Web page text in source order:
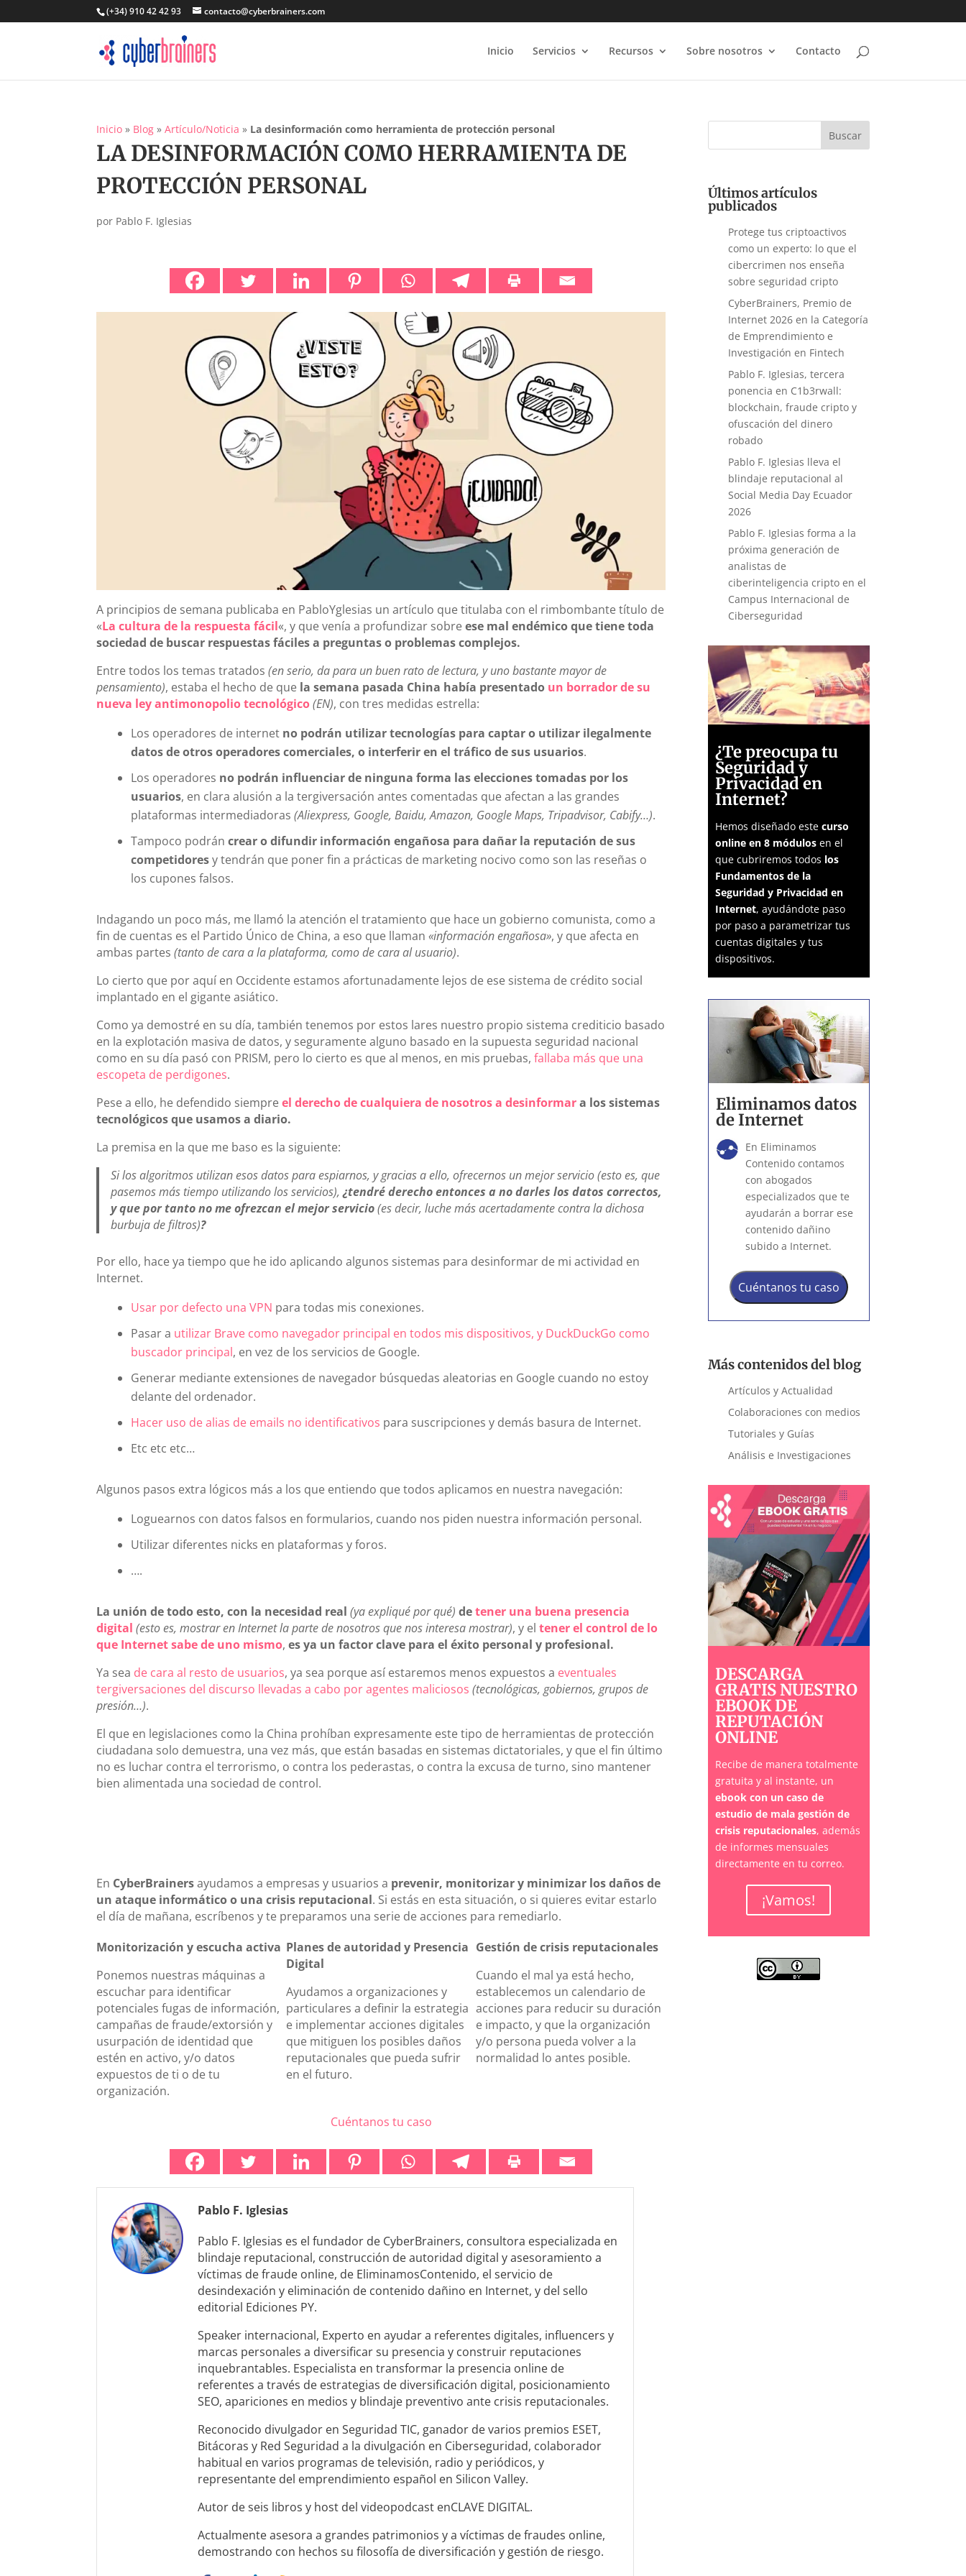
(+34) 910 42 42 93 contacto@cyberbrainers.com
Inicio Servicios Recursos Sobre nosotros Contacto
Inicio » Blog »Artículo/Noticia » La desinformación como herramienta de protección personal
LA DESINFORMACIÓN COMO HERRAMIENTA DE
PROTECCIÓN PERSONAL
por Pablo F. Iglesias
A principios de semana publicaba en PabloYglesias un artículo que titulaba con el rimbombante título de
«La cultura de la respuesta fácil«, y que venía a profundizar sobreese mal endémico que tiene toda
sociedad de buscar respuestas fáciles a preguntas o problemas complejos.
Entre todos los temas tratados(en serio, da para un buen rato de lectura, y uno bastante mayor de
pensamiento), estaba el hecho de que la semana pasada China había presentado un borrador de su
nueva ley antimonopolio tecnológico(EN), con tres medidas estrella:
Los operadores de internet no podrán utilizar tecnologías para captar o utilizar ilegalmente
datos de otros operadores comerciales, o interferir en el tráfico de sus usuarios.
Los operadores no podrán influenciar de ninguna forma las elecciones tomadas por los
usuarios, en clara alusión a la tergiversación antes comentadas que afectan a las grandes
plataformas intermediadoras (Aliexpress, Google, Baidu, Amazon, Google Maps, Tripadvisor, Cabify…).
Tampoco podráncrear o difundir información engañosa para dañar la reputación de sus
competidoresy tendrán que poner fin a prácticas de marketing nocivo como son las reseñas o
los cupones falsos.
Indagando un poco más, me llamó la atención el tratamiento que hace un gobierno comunista, como a
fin de cuentas es el Partido Único de China, a eso que llaman«información engañosa», y que afecta en
ambas partes(tanto de cara a la plataforma, como de cara al usuario).
Lo cierto que por aquí en Occidente estamos afortunadamente lejos de ese sistema de crédito social
implantado en el gigante asiático.
Como ya demostré en su día, también tenemos por estos lares nuestro propio sistema crediticio basado
en la explotación masiva de datos, y seguramente alguno basado en la supuesta seguridad nacional
como en su día pasó con PRISM, pero lo cierto es que al menos, en mis pruebas,fallaba más que una
escopeta de perdigones.
Pese a ello, he defendido siempre el derecho de cualquiera de nosotros a desinformara los sistemas
tecnológicos que usamos a diario.
La premisa en la que me baso es la siguiente:
Si los algoritmos utilizan esos datos para espiarnos, y gracias a ello, ofrecernos un mejor servicio (esto es, que
pasemos más tiempo utilizando los servicios),¿tendré derecho entonces a no darles los datos correctos,
y que por tanto no me ofrezcan el mejor servicio(es decir, luche más acertadamente contra la dichosa
burbuja de filtros)?
Por ello, hace ya tiempo que he ido aplicando algunos sistemas para desinformar de mi actividad en
Internet.
Usar por defecto una VPN para todas mis conexiones.
Pasar a utilizar Brave como navegador principal en todos mis dispositivos, y DuckDuckGo como
buscador principal, en vez de los servicios de Google.
Generar mediante extensiones de navegador búsquedas aleatorias en Google cuando no estoy
delante del ordenador.
Hacer uso de alias de emails no identificativos para suscripciones y demás basura de Internet.
Etc etc etc…
Algunos pasos extra lógicos más a los que entiendo que todos aplicamos en nuestra navegación:
Loguearnos con datos falsos en formularios, cuando nos piden nuestra información personal.
Utilizar diferentes nicks en plataformas y foros.
….
La unión de todo esto, con la necesidad real (ya expliqué por qué)detener una buena presencia
digital (esto es, mostrar en Internet la parte de nosotros que nos interesa mostrar), y eltener el control de lo
que Internet sabe de uno mismo,es ya un factor clave para el éxito personal y profesional.
Ya sea de cara al resto de usuarios, ya sea porque así estaremos menos expuestos a eventuales
tergiversaciones del discurso llevadas a cabo por agentes maliciosos (tecnológicas, gobiernos, grupos de
presión…).
El que en legislaciones como la China prohíban expresamente este tipo de herramientas de protección
ciudadana solo demuestra, una vez más, que están basadas en sistemas dictatoriales, y que el fin último
no es luchar contra el terrorismo, o contra los pederastas, o contra la excusa de turno, sino mantener
bien alimentada una sociedad de control.
En CyberBrainersayudamos a empresas y usuarios a prevenir, monitorizar y minimizar los daños de
un ataque informático o una crisis reputacional. Si estás en esta situación, o si quieres evitar estarlo
el día de mañana, escríbenos y te preparamos una serie de acciones para remediarlo.
Monitorización y escucha activa
Ponemos nuestras máquinas a
escuchar para identificar
potenciales fugas de información,
campañas de fraude/extorsión y
usurpación de identidad que
estén en activo, y/o datos
expuestos de ti o de tu
organización.
Planes de autoridad y Presencia
Digital
Ayudamos a organizaciones y
particulares a definir la estrategia
e implementar acciones digitales
que mitiguen los posibles daños
reputacionales que pueda sufrir
en el futuro.
Gestión de crisis reputacionales
Cuando el mal ya está hecho,
establecemos un calendario de
acciones para reducir su duración
e impacto, y que la organización
y/o persona pueda volver a la
normalidad lo antes posible.
Cuéntanos tu caso
Pablo F. Iglesias
Pablo F. Iglesias es el fundador de CyberBrainers, consultora especializada en
blindaje reputacional, construcción de autoridad digital y asesoramiento a
víctimas de fraude online, de EliminamosContenido, el servicio de
desindexación y eliminación de contenido dañino en Internet, y del sello
editorial Ediciones PY.
Speaker internacional, Experto en ayudar a referentes digitales, influencers y
marcas personales a diversificar su presencia y construir reputaciones
inquebrantables. Especialista en transformar la presencia online de
referentes a través de estrategias de diversificación digital, posicionamiento
SEO, apariciones en medios y blindaje preventivo ante crisis reputacionales.
Reconocido divulgador en Seguridad TIC, ganador de varios premios ESET,
Bitácoras y Red Seguridad a la divulgación en Ciberseguridad, colaborador
habitual en varios programas de televisión, radio y periódicos, y
representante del emprendimiento español en Silicon Valley.
Autor de seis libros y host del videopodcast enCLAVE DIGITAL.
Actualmente asesora a grandes patrimonios y a víctimas de fraudes online,
demostrando con hechos su filosofía de diversificación y gestión de riesgo.
Últimos artículos
publicados
Protege tus criptoactivos
como un experto: lo que el
cibercrimen nos enseña
sobre seguridad cripto
CyberBrainers, Premio de
Internet 2026 en la Categoría
de Emprendimiento e
Investigación en Fintech
Pablo F. Iglesias, tercera
ponencia en C1b3rwall:
blockchain, fraude cripto y
ofuscación del dinero
robado
Pablo F. Iglesias lleva el
blindaje reputacional al
Social Media Day Ecuador
2026
Pablo F. Iglesias forma a la
próxima generación de
analistas de
ciberinteligencia cripto en el
Campus Internacional de
Ciberseguridad
¿Te preocupa tu
Seguridad y
Privacidad en
Internet?
Hemos diseñado estecurso
online en 8 módulos en el
que cubriremos todos los
Fundamentos de la
Seguridad y Privacidad en
Internet, ayudándote paso
por paso a parametrizar tus
cuentas digitales y tus
dispositivos.
Eliminamos datos
de Internet
En Eliminamos
Contenido contamos
con abogados
especializados que te
ayudarán a borrar ese
contenido dañino
subido a Internet.
Cuéntanos tu caso
Más contenidos del blog
Artículos y Actualidad
Colaboraciones con medios
Tutoriales y Guías
Análisis e Investigaciones
DESCARGA
GRATIS NUESTRO
EBOOK DE
REPUTACIÓN
ONLINE
Recibe de manera totalmente
gratuita y al instante, un
ebook con un caso de
estudio de mala gestión de
crisis reputacionales, además
de informes mensuales
directamente en tu correo.
¡Vamos!